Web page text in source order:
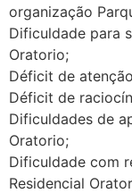
organização
Dificuldade para
Oratorio;
Déficit de
Déficit de
Dificuldades de
Oratorio;
Dificuldade com
Residencial